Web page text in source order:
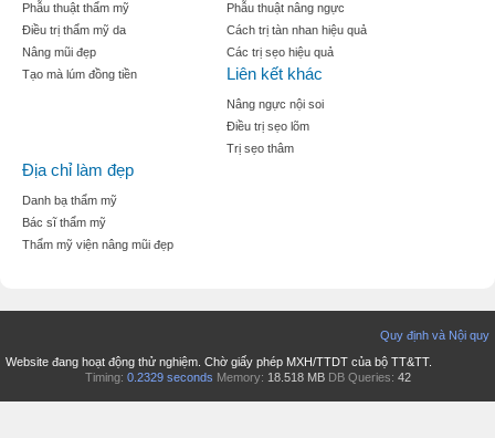
Phẫu thuật thẩm mỹ
Điều trị thẩm mỹ da
Nâng mũi đẹp
Tạo mà lúm đồng tiền
Phẫu thuật nâng ngực
Cách trị tàn nhan hiệu quả
Các trị sẹo hiệu quả
Liên kết khác
Nâng ngực nội soi
Điều trị sẹo lõm
Trị sẹo thâm
Địa chỉ làm đẹp
Danh bạ thẩm mỹ
Bác sĩ thẩm mỹ
Thẩm mỹ viện nâng mũi đẹp
Quy định và Nội quy
Website đang hoạt động thử nghiệm. Chờ giấy phép MXH/TTDT của bộ TT&TT.
Timing: 0.2329 seconds Memory: 18.518 MB DB Queries: 42